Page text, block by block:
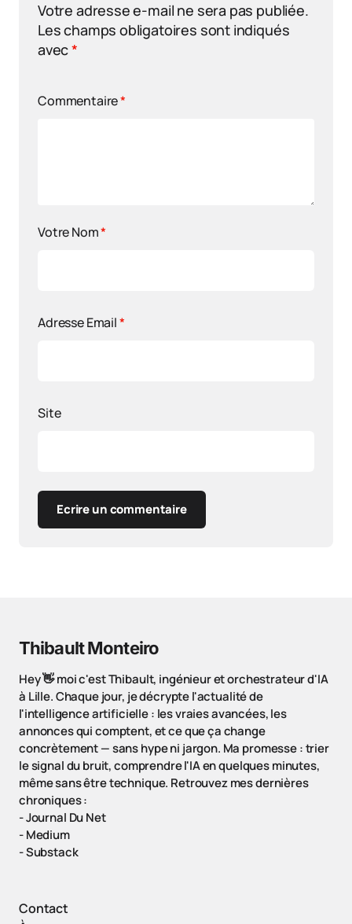
Votre adresse e-mail ne sera pas publiée.
Les champs obligatoires sont indiqués
avec*
Commentaire*
Votre Nom*
Adresse Email*
Site
Ecrire un commentaire
Thibault Monteiro
Hey 👋 moi c'est Thibault, ingénieur et orchestrateur d'IA
à Lille. Chaque jour, je décrypte l'actualité de
l'intelligence artificielle : les vraies avancées, les
annonces qui comptent, et ce que ça change
concrètement — sans hype ni jargon. Ma promesse : trier
le signal du bruit, comprendre l'IA en quelques minutes,
même sans être technique. Retrouvez mes dernières
chroniques :
-Journal Du Net
-Medium
-Substack
Contact